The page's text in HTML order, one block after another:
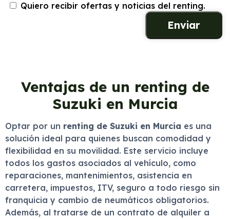
Quiero recibir ofertas y noticias del renting.
Ventajas de un renting de
Suzuki en Murcia
Optar por un renting de Suzuki en Murcia es una
solución ideal para quienes buscan comodidad y
flexibilidad en su movilidad. Este servicio incluye
todos los gastos asociados al vehículo, como
reparaciones, mantenimientos, asistencia en
carretera, impuestos, ITV, seguro a todo riesgo sin
franquicia y cambio de neumáticos obligatorios.
Además, al tratarse de un contrato de alquiler a